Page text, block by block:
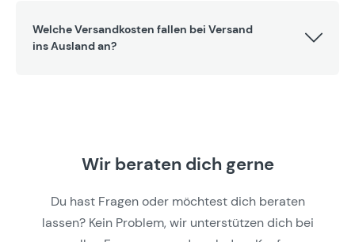
Welche Versandkosten fallen bei Versand
ins Ausland an?
Wir beraten dich gerne
Du hast Fragen oder möchtest dich beraten
lassen? Kein Problem, wir unterstützen dich bei